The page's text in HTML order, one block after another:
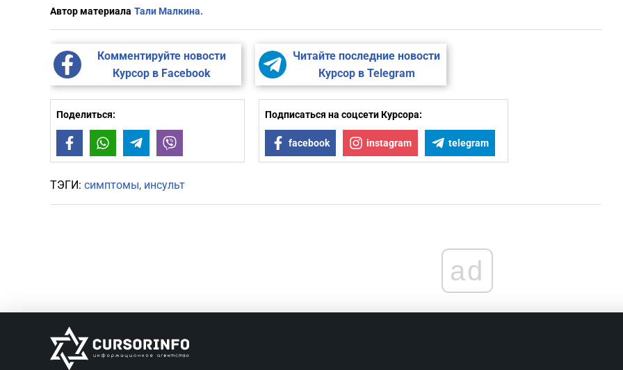
Автор материала Тали Малкина.
Комментируйте новости
Курсор в Facebook
Читайте последние новости
Курсор в Telegram
Поделиться:
FacebookWhatsAppTelegram
Подписаться на соцсети Курсора:
facebook instagram telegram
ТЭГИ: симптомы инсульт
ad